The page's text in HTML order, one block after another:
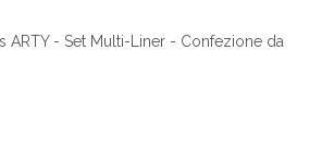
ARTY - Set Multi-Liner - Confezione da